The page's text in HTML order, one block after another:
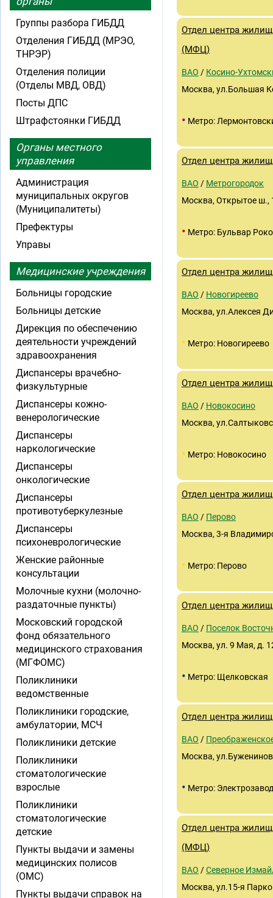
Отдел центра
(МФЦ)
ВАО / Косино-
Москва, ул.Большая
• Метро:
Отдел центра
ВАО / Метрогородок
Москва, Открытое ш.,
• Метро: Бульвар
Отдел центра
ВАО / Новогиреево
Москва, ул.Алексея
• Метро: Новогиреево
Отдел центра
ВАО / Новокосино
Москва,
• Метро: Новокосино
Отдел центра
ВАО / Перово
Москва, 3-я
• Метро: Перово
Отдел центра
ВАО / Поселок
Москва, ул. 9 Мая, д.
• Метро: Щелковская
Отдел центра
ВАО /
Москва,
• Метро:
Отдел центра
(МФЦ)
ВАО /Северное
Москва, ул.15-я
Группы разбора ГИБДД
Отделения ГИБДД (МРЭО,
ТНРЭР)
Отделения полиции
(Отделы МВД, ОВД)
Посты ДПС
Штрафстоянки ГИБДД
Органы местного
управления
Администрация
муниципальных округов
(Муниципалитеты)
Префектуры
Управы
Медицинские учреждения
Больницы городские
Больницы детские
Дирекция по обеспечению
деятельности учреждений
здравоохранения
Диспансеры врачебно-
физкультурные
Диспансеры кожно-
венерологические
Диспансеры
наркологические
Диспансеры
онкологические
Диспансеры
противотуберкулезные
Диспансеры
психоневрологические
Женские районные
консультации
Молочные кухни (молочно-
раздаточные пункты)
Московский городской
фонд обязательного
медицинского страхования
(МГФОМС)
Поликлиники
ведомственные
Поликлиники городские,
амбулатории, МСЧ
Поликлиники детские
Поликлиники
стоматологические
взрослые
Поликлиники
стоматологические
детские
Пункты выдачи и замены
медицинских полисов
(ОМС)
Пункты выдачи справок на